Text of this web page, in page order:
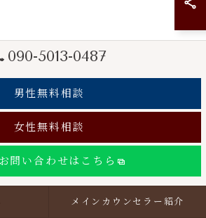
090-5013-0487
男性無料相談
女性無料相談
問い合わせはこちら
メインカウンセラー紹介